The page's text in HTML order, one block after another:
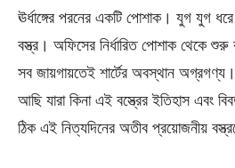
ঊর্ধাঙ্গের পরনের একটি পোশাক। যুগ যুগ
বস্ত্র। অফিসের নির্ধারিত পোশাক থেকে
সব জায়গায়তেই শার্টের অবস্থান
আছি যারা কিনা এই বস্ত্রের ইতিহাস এবং
ঠিক এই নিত্যদিনের অতীব প্রয়োজনীয়